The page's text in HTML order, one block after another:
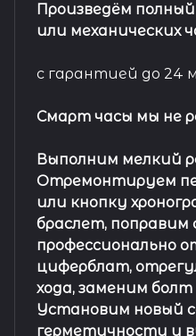
Произведём
или механических
с гарантией до 24
Смарт часы мы не
Выполним мелкий
Отремонтируем
или кнопку
браслет, поправим
профессионально
циферблат,
хода, заменим
Установим новый
герметичности и